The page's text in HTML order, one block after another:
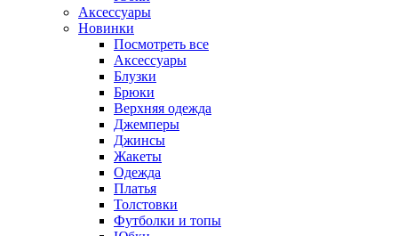
Аксессуары
Новинки
Посмотреть все
Аксессуары
Блузки
Брюки
Верхняя одежда
Джемперы
Джинсы
Жакеты
Одежда
Платья
Толстовки
Футболки и топы